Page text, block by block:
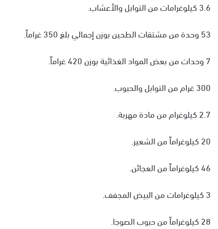
3.6 كيلوغرامات من التوابل والأعشاب.
53 وحدة من مشتقات الطحين بوزن إجمالي بلغ 350 غراماً.
7 وحدات من بعض المواد الغذائية بوزن 420 غراماً.
300 غرام من التوابل والحبوب.
2.7 كيلوغرام من مادة مهربة.
20 كيلوغراماً من الشعير.
46 كيلوغراماً من العجائن.
3 كيلوغرامات من البيض المجفف.
28 كيلوغراماً من حبوب الصوجا.